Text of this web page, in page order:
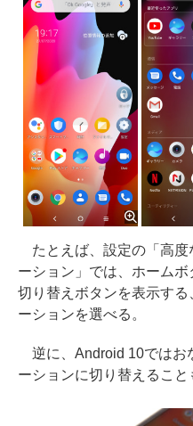
たとえば、設定の「高
ーション」では、ホーム
切り替えボタンを表示す
ーションを選べる。
逆に、Android 10ではお
ーションに切り替えること